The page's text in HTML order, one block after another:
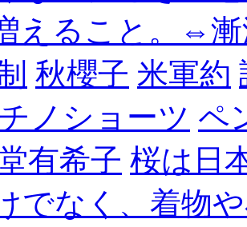
えること。⇔
秋櫻子 米軍約
チノショーツ ペ
有希子 桜は日
でなく、着物